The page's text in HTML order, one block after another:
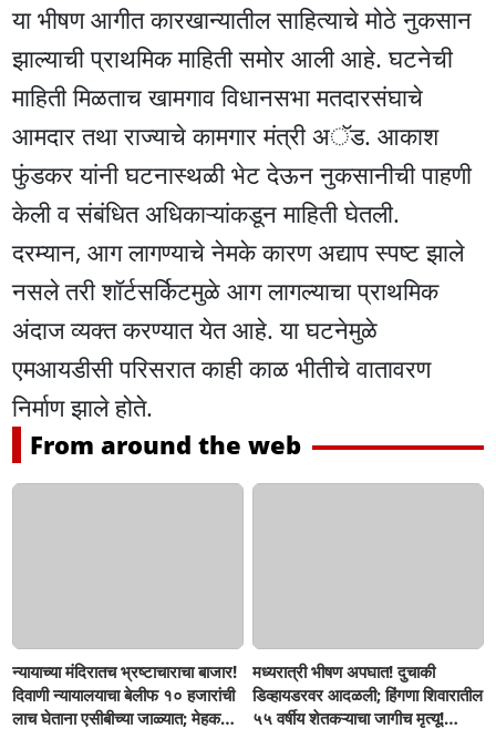
या भीषण आगीत कारखान्यातील साहित्याचे मोठे नुकसान
झाल्याची प्राथमिक माहिती समोर आली आहे. घटनेची
माहिती मिळताच खामगाव विधानसभा मतदारसंघाचे
आमदार तथा राज्याचे कामगार मंत्री अॅड. आकाश
फुंडकर यांनी घटनास्थळी भेट देऊन नुकसानीची पाहणी
केली व संबंधित अधिकाऱ्यांकडून माहिती घेतली.
दरम्यान, आग लागण्याचे नेमके कारण अद्याप स्पष्ट झाले
नसले तरी शॉर्टसर्किटमुळे आग लागल्याचा प्राथमिक
अंदाज व्यक्त करण्यात येत आहे. या घटनेमुळे
एमआयडीसी परिसरात काही काळ भीतीचे वातावरण
निर्माण झाले होते.
From around the web
न्यायाच्या मंदिरातच भ्रष्टाचाराचा बाजार!
दिवाणी न्यायालयाचा बेलीफ १० हजारांची
लाच घेताना एसीबीच्या जाळ्यात; मेहकरात
मध्यरात्री भीषण अपघात! दुचाकी
डिव्हायडरवर आदळली; हिंगणा शिवारातील
५५ वर्षीय शेतकऱ्याचा जागीच मृत्यू!